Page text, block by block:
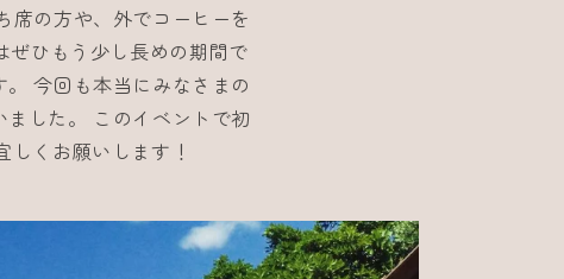
席の方や、外でコーヒーを
ぜひもう少し長めの期間で
今回も本当にみなさまの
した。 このイベントで初
しくお願いします！